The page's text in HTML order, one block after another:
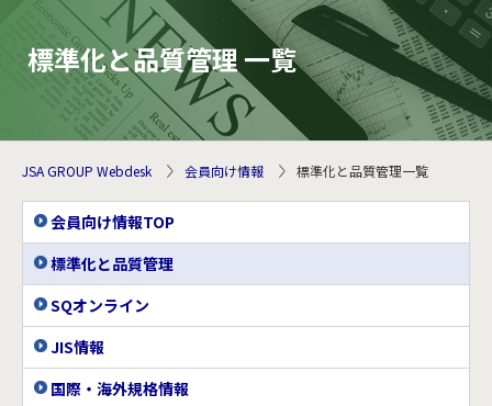
標準化と品質管理全国・地区大会2026お申込み受付中
標準化と品質管理 一覧
JSA GROUP Webdesk 会員向け情報 標準化と品質管理一覧
会員向け情報TOP
標準化と品質管理
SQオンライン
JIS情報
国際・海外規格情報